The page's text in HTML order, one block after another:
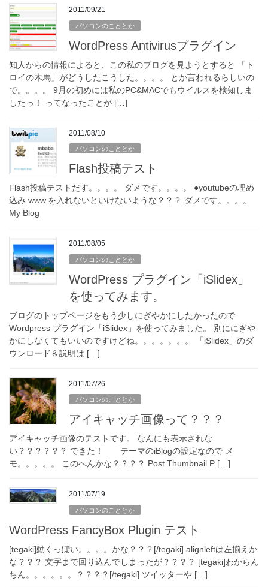
2011/09/21
パソコンのこととか
WordPress Antivirusプラグイン
知人からの情報によると、この私のブログを見ようとすると 「ト
ロイの木馬」がどうしたこうした。。。。 とか言われるらしいの
で。。。。 9月の初めには私のPC&MACでもウイルスを検知しま
したっ！ ってなったことが […]
2011/08/10
パソコンのこととか
Flash投稿テスト
Flash投稿テストだす。。。。 ダメです。。。。 ●youtubeの埋め
込み www.を入れないといけないような？？？ ダメです。。。。
My Blog
2011/08/05
パソコンのこととか
WordPress プラグイン「iSlidex」
を使ってみます。
ブログのトップページをもう少しにぎやかにしたかったので
Wordpress プラグイン「iSlidex」を使ってみました。 別ににぎや
かにしなくてもいいのですけどね。。。。。。。 「iSlidex」のダ
ウンロード＆説明は […]
2011/07/26
パソコンのこととか
アイキャッチ画像って？？？
アイキャッチ画像のテストです。 なんにも表示されな
い？？？？？？ できた！ テーマのiBlogの設定なので メ
モ。。。。。 このへんかな？？？？ Post Thumbnail P […]
2011/07/19
パソコンのこととか
WordPress FancyBox Plugin テスト
[tegaki]動くっぽい。。。。かな？？？[/tegaki] alignleftは左揃えか
な？？？ 文字まで回り込んでしまったが？？？？ [tegaki]わからん
ちん。。。。。。？？？？[/tegaki] ツイッターや […]